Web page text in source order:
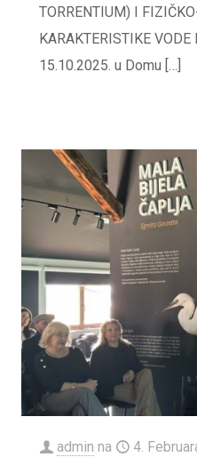
TORRENTIUM) I
KARAKTERISTIKE
15.10.2025. u Domu […]
admin na 4.